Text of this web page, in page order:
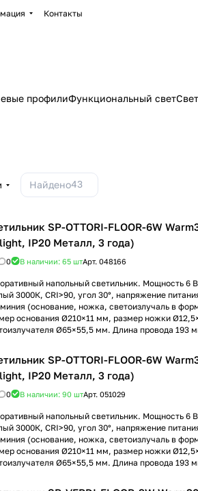
Контакты
профилиФункциональный свет
Найдено43
SP-OTTORI-FLOOR-6W
IP20 Металл, 3 года)
0 В наличии: 65 штАрт. 048166
напольный светильник. Мощность 6
3000К, CRI>90, угол 30°, напряжение
(основание, ножка, светоизлучаль в
основания Ø210×11 мм, размер ножки
Ø65×55,5 мм. Длина провода 193
SP-OTTORI-FLOOR-6W
IP20 Металл, 3 года)
0 В наличии: 90 штАрт. 051029
напольный светильник. Мощность 6
3000К, CRI>90, угол 30°, напряжение
(основание, ножка, светоизлучаль в
основания Ø210×11 мм, размер ножки
Ø65×55,5 мм. Длина провода 193